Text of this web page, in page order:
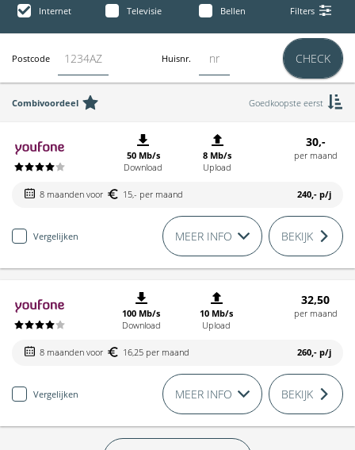
Internet Televisie Bellen Filters
Postcode Huisnr. CHECK
Combivoordeel Goedkoopste eerst
50 Mb/s
Download
8 Mb/s
Upload
30,-
per maand
8 maanden voor 15,- per maand 240,- p/j
Vergelijken MEER INFO BEKIJK
100 Mb/s
Download
10 Mb/s
Upload
32,50
per maand
8 maanden voor 16,25 per maand 260,- p/j
Vergelijken MEER INFO BEKIJK